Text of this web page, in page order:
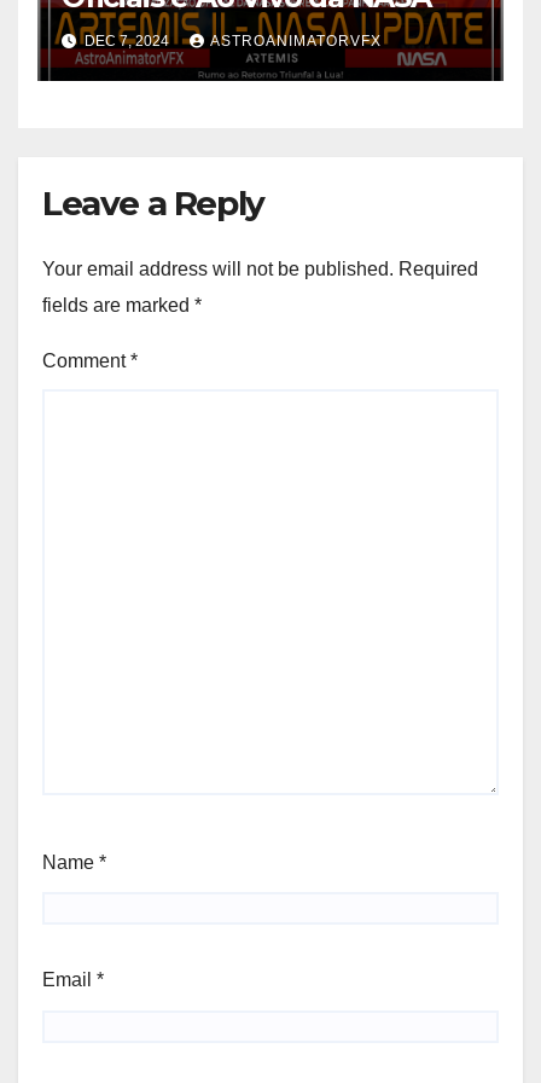
DEC 7, 2024 ASTROANIMATORVFX
Leave a Reply
Your email address will not be published. Required
fields are marked *
Comment*
Name *
Email *